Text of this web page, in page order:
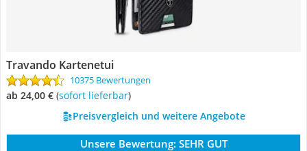
Travando Kartenetui
10375 Bewertungen
ab 24,00 € ( Sofort lieferbar)
Preisvergleich und weitere Angebote
Unsere Bewertung: SEHR GUT